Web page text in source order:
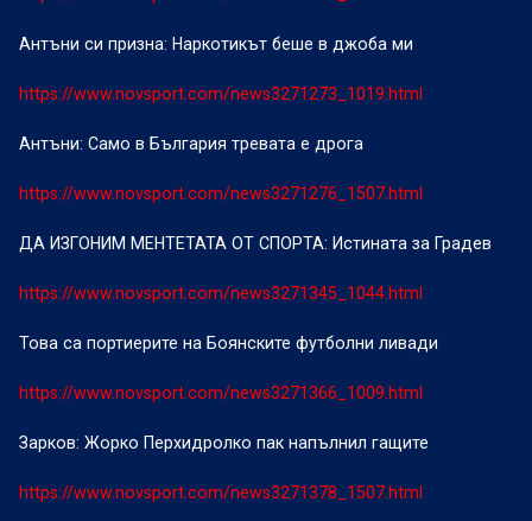
Антъни си призна: Наркотикът беше в джоба ми
https://www.novsport.com/news3271273_1019.html
Антъни: Само в България тревата е дрога
https://www.novsport.com/news3271276_1507.html
ДА ИЗГОНИМ МЕНТЕТАТА ОТ СПОРТА: Истината за Градев
https://www.novsport.com/news3271345_1044.html
Това са портиерите на Боянските футболни ливади
https://www.novsport.com/news3271366_1009.html
Зарков: Жорко Перхидролко пак напълнил гащите
https://www.novsport.com/news3271378_1507.html